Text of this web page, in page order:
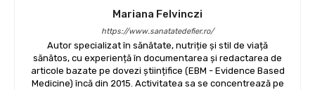
Mariana Felvinczi
https://www.sanatatedefier.ro/
Autor specializat în sănătate, nutriție și stil de viață
sănătos, cu experiență în documentarea și redactarea de
articole bazate pe dovezi științifice (EBM - Evidence Based
Medicine) încă din 2015. Activitatea sa se concentrează pe